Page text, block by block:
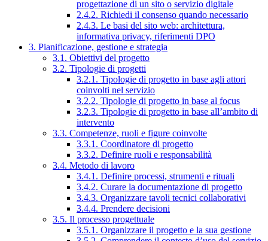
progettazione di un sito o servizio digitale
2.4.2. Richiedi il consenso quando necessario
2.4.3. Le basi del sito web: architettura,
informativa privacy, riferimenti DPO
3. Pianificazione, gestione e strategia
3.1. Obiettivi del progetto
3.2. Tipologie di progetti
3.2.1. Tipologie di progetto in base agli attori
coinvolti nel servizio
3.2.2. Tipologie di progetto in base al focus
3.2.3. Tipologie di progetto in base all’ambito di
intervento
3.3. Competenze, ruoli e figure coinvolte
3.3.1. Coordinatore di progetto
3.3.2. Definire ruoli e responsabilità
3.4. Metodo di lavoro
3.4.1. Definire processi, strumenti e rituali
3.4.2. Curare la documentazione di progetto
3.4.3. Organizzare tavoli tecnici collaborativi
3.4.4. Prendere decisioni
3.5. Il processo progettuale
3.5.1. Organizzare il progetto e la sua gestione